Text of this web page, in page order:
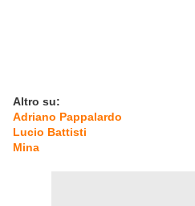
Altro su:
Adriano Pappalardo
Lucio Battisti
Mina